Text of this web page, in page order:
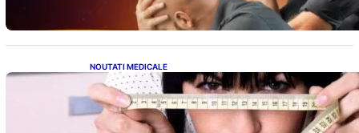
NOUTATI MEDICALE
Inovație Revoluționară în Tratamentul
Obezității: Gastroplastie Endoscopică fără
Bisturiu